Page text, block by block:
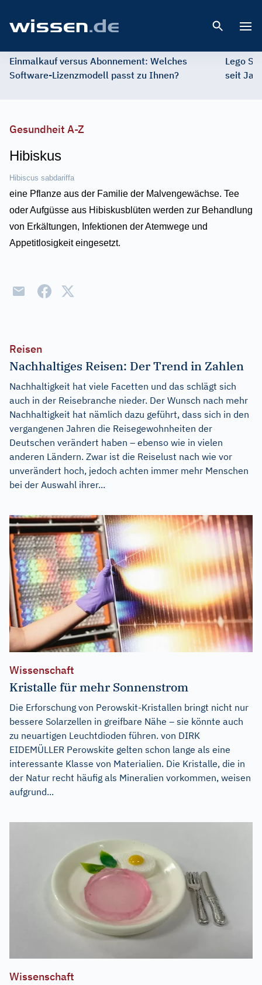
Einmalkauf versus Abonnement: Welches
Software-Lizenzmodell passt zu Ihnen?
Lego
seit
Gesundheit A-Z
Hibiskus
Hibiscus sabdariffa
eine Pflanze aus der Familie der Malvengewächse. Tee
oder Aufgüsse aus Hibiskusblüten werden zur Behandlung
von Erkältungen, Infektionen der Atemwege und
Appetitlosigkeit eingesetzt.
Reisen
Nachhaltiges Reisen: Der Trend in Zahlen
Nachhaltigkeit hat viele Facetten und das schlägt sich
auch in der Reisebranche nieder. Der Wunsch nach mehr
Nachhaltigkeit hat nämlich dazu geführt, dass sich in den
vergangenen Jahren die Reisegewohnheiten der
Deutschen verändert haben – ebenso wie in vielen
anderen Ländern. Zwar ist die Reiselust nach wie vor
unverändert hoch, jedoch achten immer mehr Menschen
bei der Auswahl ihrer...
Wissenschaft
Kristalle für mehr Sonnenstrom
Die Erforschung von Perowskit-Kristallen bringt nicht nur
bessere Solarzellen in greifbare Nähe – sie könnte auch
zu neuartigen Leuchtdioden führen. von DIRK
EIDEMÜLLER Perowskite gelten schon lange als eine
interessante Klasse von Materialien. Die Kristalle, die in
der Natur recht häufig als Mineralien vorkommen, weisen
aufgrund...
Wissenschaft